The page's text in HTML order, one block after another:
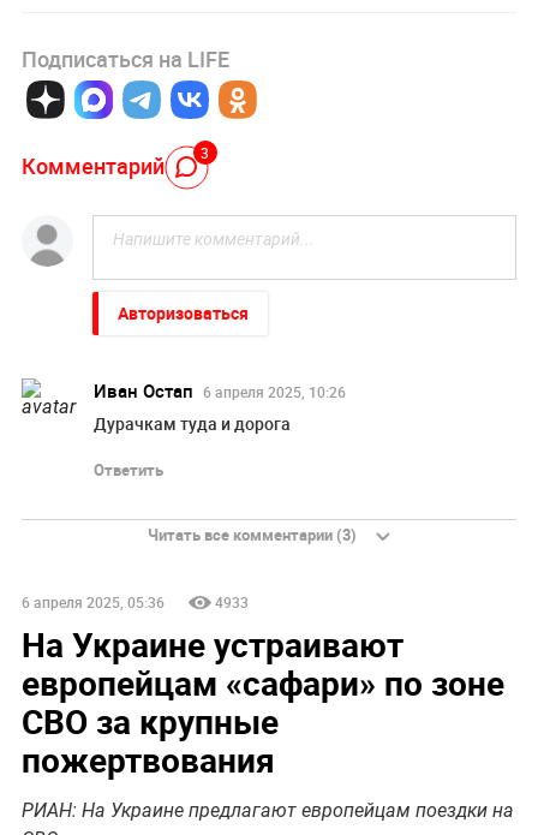
Подписаться на LIFE
Комментарий 3
Авторизоваться
Иван Остап 6 апреля 2025, 10:26
Дурачкам туда и дорога
Ответить
Читать все комментарии (3)
6 апреля 2025, 05:36 4933
На Украине устраивают
европейцам «сафари» по зоне
СВО за крупные
пожертвования
РИАН: На Украине предлагают европейцам поездки на